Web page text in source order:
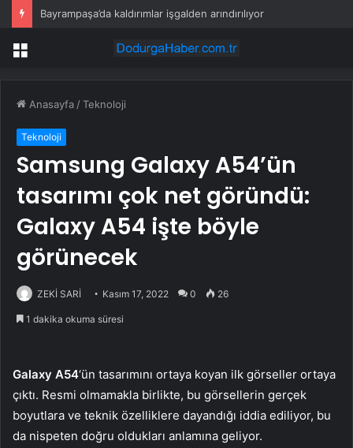
Av sezonu 18 Ağustos’ta açılacak
Menü
Anasayfa /Teknoloji
Teknoloji
Samsung Galaxy A54’ün
tasarımı çok net göründü:
Galaxy A54 işte böyle
görünecek
ZEKİ SARİ Kasım 17, 2022 0 26
1 dakika okuma süresi
Galaxy A54‘ün tasarımını ortaya koyan ilk görseller ortaya
çıktı. Resmi olmamakla birlikte, bu görsellerin gerçek
boyutlara ve teknik özelliklere dayandığı iddia ediliyor, bu
da nispeten doğru oldukları anlamına geliyor.